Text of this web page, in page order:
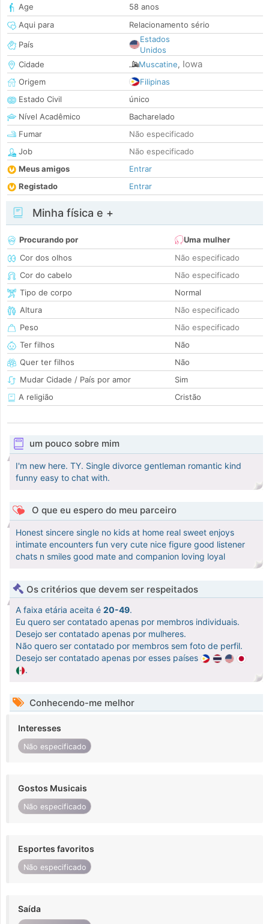
Age
58 anos
Aqui para
Relacionamento sério
País
Estados
Unidos
Cidade
Muscatine, Iowa
Origem
Filipinas
Estado Civil
único
Nível Acadêmico
Bacharelado
Fumar
Não especificado
Job
Não especificado
Meus amigos
Entrar
Registado
Entrar
Minha física e +
Procurando por
Uma mulher
Cor dos olhos
Não especificado
Cor do cabelo
Não especificado
Tipo de corpo
Normal
Altura
Não especificado
Peso
Não especificado
Ter filhos
Não
Quer ter filhos
Não
Mudar Cidade / País por amor
Sim
A religião
Cristão
um pouco sobre mim
I'm new here. TY. Single divorce gentleman romantic kind
funny easy to chat with.
O que eu espero do meu parceiro
Honest sincere single no kids at home real sweet enjoys
intimate encounters fun very cute nice figure good listener
chats n smiles good mate and companion loving loyal
Os critérios que devem ser respeitados
A faixa etária aceita é 20-49.
Eu quero ser contatado apenas por membros individuais.
Desejo ser contatado apenas por mulheres.
Não quero ser contatado por membros sem foto de perfil.
Desejo ser contatado apenas por esses países
.
Conhecendo-me melhor
Interesses
Não especificado
Gostos Musicais
Não especificado
Esportes favoritos
Não especificado
Saída